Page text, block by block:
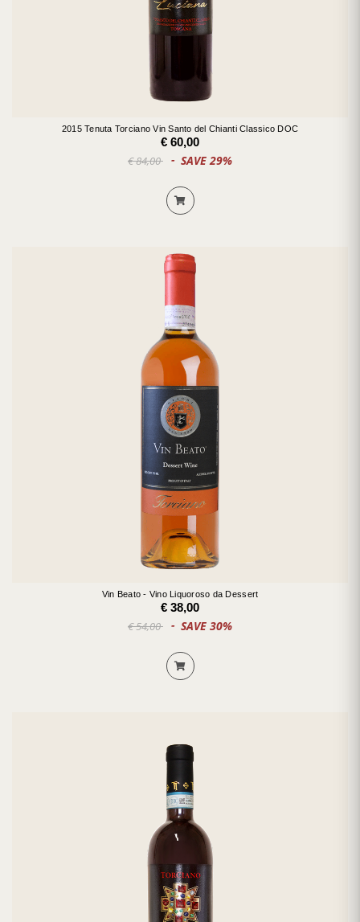
2015 Tenuta Torciano Vin Santo del Chianti Classico DOC
€ 60,00
€ 84,00 SAVE 29%
Vin Beato - Vino Liquoroso da Dessert
€ 38,00
€ 54,00 SAVE 30%